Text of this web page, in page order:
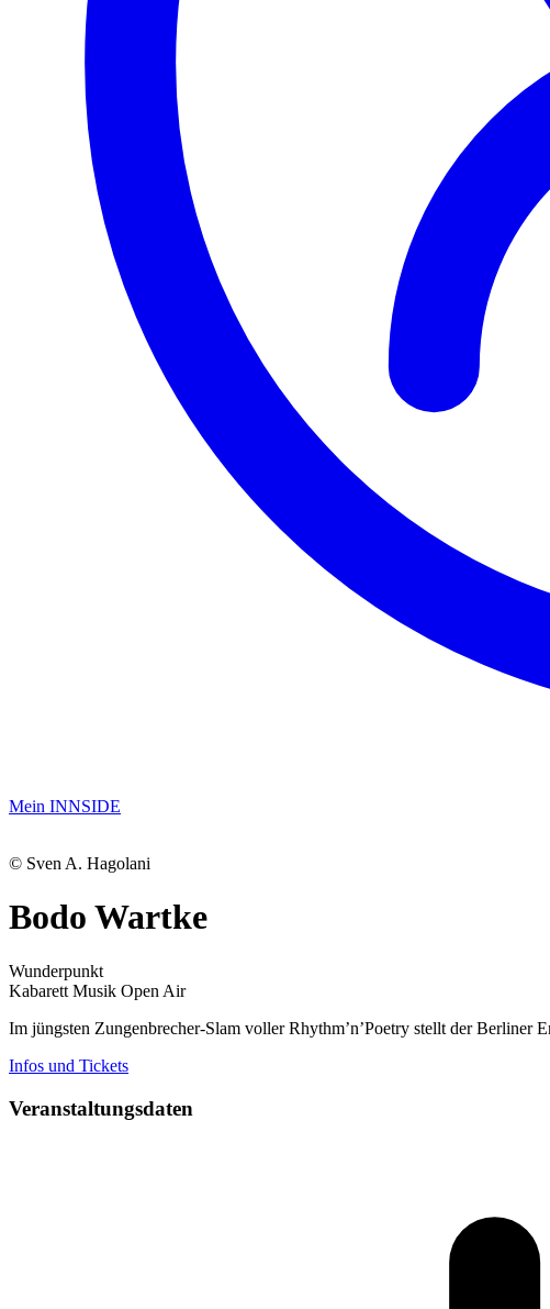
Mein INNSIDE
© Sven A. Hagolani
Bodo Wartke
Wunderpunkt
Kabarett Musik Open Air
Im jüngsten Zungenbrecher-Slam voller Rhythm’n’Poetry stellt der Berliner
Infos und Tickets
Veranstaltungsdaten